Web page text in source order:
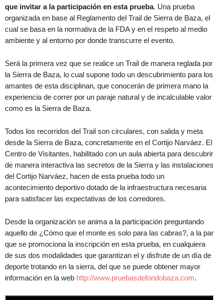
que invitar a la participación en esta prueba. Una prueba
organizada en base al Reglamento del Trail de Sierra de Baza, el
cual se basa en la normativa de la FDA y en el respeto al medio
ambiente y al entorno por donde transcurre el evento.
Será la primera vez que se realice un Trail de manera reglada por
la Sierra de Baza, lo cual supone todo un descubrimiento para los
amantes de esta disciplinan, que conocerán de primera mano la
experiencia de correr por un paraje natural y de incalculable valor
como es la Sierra de Baza.
Todos los recorridos del Trail son circulares, con salida y meta
desde la Sierra de Baza, concretamente en el Cortijo Narváez. El
Centro de Visitantes, habilitado con un aula abierta para descubrir
de manera interactiva las secretos de la Sierra y las instalaciones
del Cortijo Narváez, hacen de esta prueba todo un
acontecimiento deportivo dotado de la infraestructura necesaria
para satisfacer las expectativas de los corredores.
Desde la organización se anima a la participación preguntando
aquello de ¿Cómo que el monte es solo para las cabras?, a la par
que se promociona la inscripción en esta prueba, en cualquiera
de sus dos modalidades que garantizan el y disfrute de un día de
deporte trotando en la sierra, del que se puede obtener mayor
información en la web http://www.pruebasdefondobaza.com.